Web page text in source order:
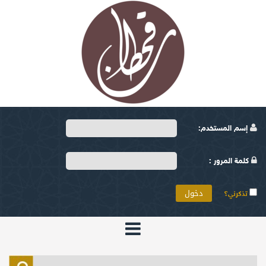
إسم المستخدم:
كلمة المرور :
تذكرني؟